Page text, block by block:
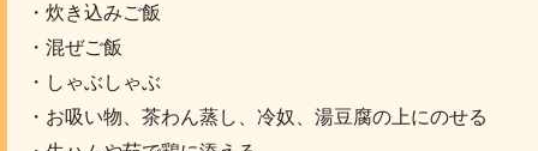
・炊き込みご飯
・混ぜご飯
・しゃぶしゃぶ
・お吸い物、茶わん蒸し、冷奴、湯豆腐の上にのせる